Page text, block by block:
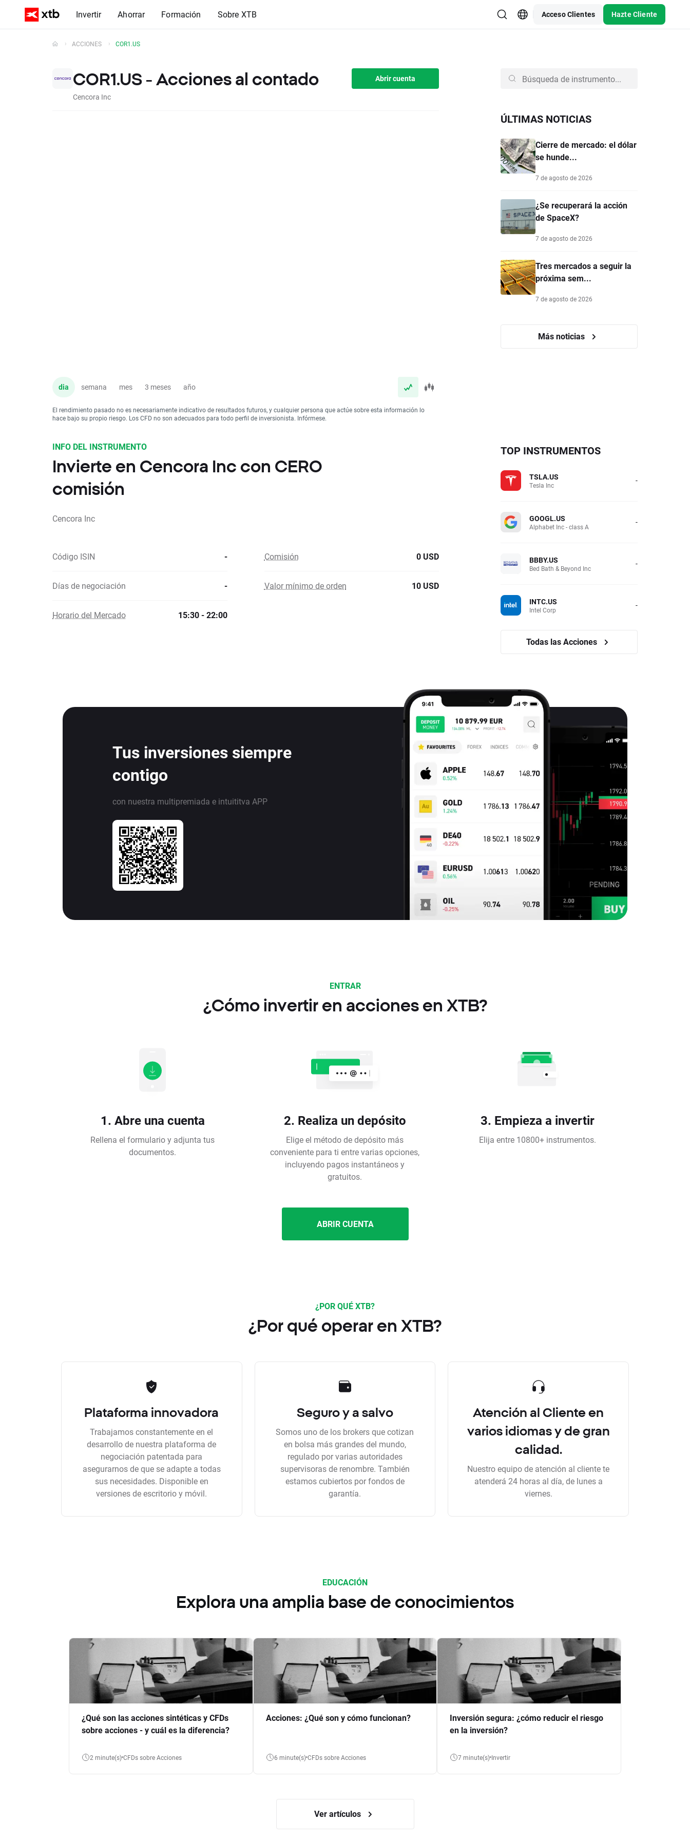
Invertir Ahorrar Formación Sobre XTB Acceso Clientes Hazte Cliente
ACCIONES COR1.US
COR1.US - Acciones al contado
Cencora Inc
Abrir cuenta
dia semana mes 3 meses año
El rendimiento pasado no es necesariamente indicativo de resultados futuros, y cualquier persona que actúe sobre esta información lo
hace bajo su propio riesgo. Los CFD no son adecuados para todo perfil de inversionista. Infórmese.
ÚLTIMAS NOTICIAS
Cierre de mercado: el dólar
se hunde...
7 de agosto de 2026
¿Se recuperará la acción
de SpaceX?
7 de agosto de 2026
Tres mercados a seguir la
próxima sem...
7 de agosto de 2026
Más noticias
INFO DEL INSTRUMENTO
Invierte en Cencora Inc con CERO
comisión
Cencora Inc
Código ISIN - Comisión 0 USD
Días de negociación - Valor mínimo de orden 10 USD
Horario del Mercado 15:30 - 22:00
TOP INSTRUMENTOS
TSLA.US
Tesla Inc -
GOOGL.US
Alphabet Inc - class A -
BBBY.US
Bed Bath & Beyond Inc -
INTC.US
Intel Corp -
Todas las Acciones
Tus inversiones siempre
contigo
con nuestra multipremiada e intuititva APP
ENTRAR
¿Cómo invertir en acciones en XTB?
1. Abre una cuenta
Rellena el formulario y adjunta tus
documentos.
2. Realiza un depósito
Elige el método de depósito más
conveniente para ti entre varias opciones,
incluyendo pagos instantáneos y
gratuitos.
3. Empieza a invertir
Elija entre 10800+ instrumentos.
ABRIR CUENTA
¿POR QUÉ XTB?
¿Por qué operar en XTB?
Plataforma innovadora
Trabajamos constantemente en el
desarrollo de nuestra plataforma de
negociación patentada para
asegurarnos de que se adapte a todas
sus necesidades. Disponible en
versiones de escritorio y móvil.
Seguro y a salvo
Somos uno de los brokers que cotizan
en bolsa más grandes del mundo,
regulado por varias autoridades
supervisoras de renombre. También
estamos cubiertos por fondos de
garantía.
Atención al Cliente en
varios idiomas y de gran
calidad.
Nuestro equipo de atención al cliente te
atenderá 24 horas al día, de lunes a
viernes.
EDUCACIÓN
Explora una amplia base de conocimientos
¿Qué son las acciones sintéticas y CFDs
sobre acciones - y cuál es la diferencia?
2 minute(s) CFDs sobre Acciones
Acciones: ¿Qué son y cómo funcionan?
6 minute(s) CFDs sobre Acciones
Inversión segura: ¿cómo reducir el riesgo
en la inversión?
7 minute(s) Invertir
Ver artículos